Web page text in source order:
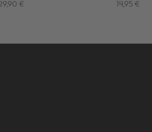
Preis:
€
Regulärer
14,95 €